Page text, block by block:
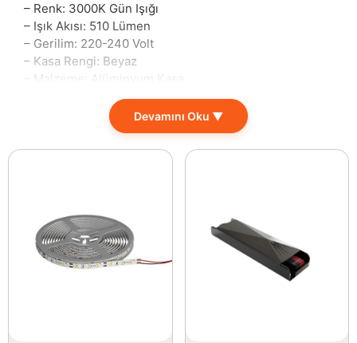
– Renk: 3000K Gün Işığı
– Işık Akısı: 510 Lümen
– Gerilim: 220-240 Volt
– Kasa Rengi: Beyaz
– Malzeme: Alüminyum Kasa
– Kullanım Ömrü: 20000 Saat
– Ölçü: Çap: 12 – 3,5cm
– SMD 2835 Led Chip
– PS LGP 3 mm
dokunuş arıyorsanız, 6 Watt Beyaz Alüminyum LED
Aydınlatma tam da ihtiyacınız olan çözümü sunuyor.
3000K sıcak gün ışığı rengi, iç mekanlarınıza sıcak bir
hava katıyor. Gündüz ve gece modları ile esnek
kullanım imkânı sağlayan bu ürün, anlık ihtiyaçlarınıza
Devamını Oku ▼